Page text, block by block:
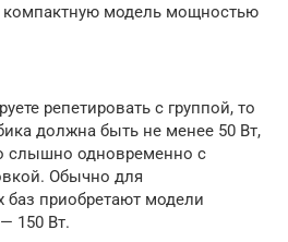
компактную модель мощностью
репетировать с группой, то
должна быть не менее 50 Вт,
слышно одновременно с
Обычно для
баз приобретают модели
150 Вт.